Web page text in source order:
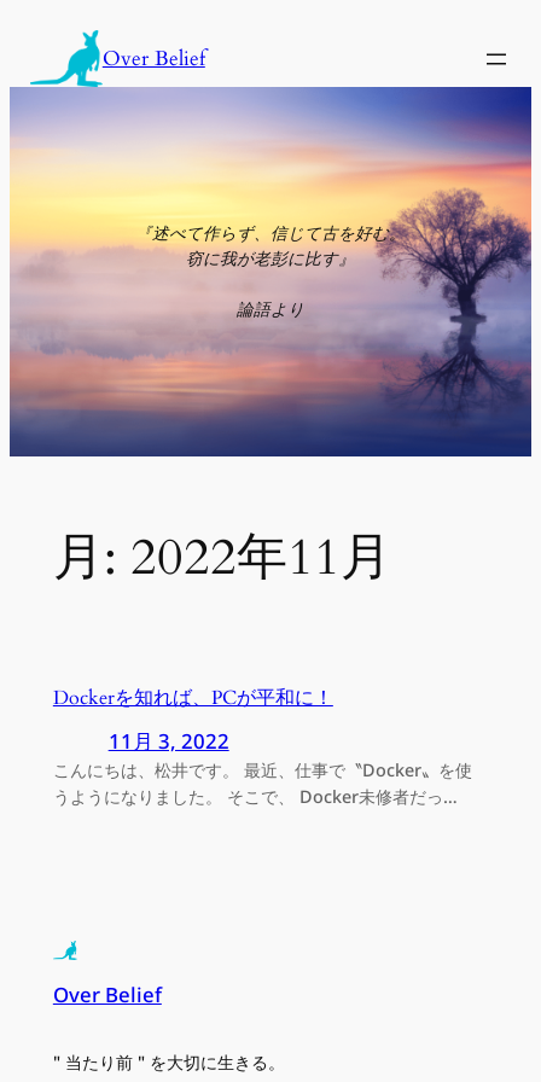
を
ス
キ
ッ
Over Belief
『述べて作らず、信じて古を好む。
窃に我が老彭に比す』
論語より
月: 2022年11月
Dockerを知れば、PCが平和に！
11月 3, 2022
こんにちは、松井です。 最近、仕事で〝Docker〟を使
うようになりました。 そこで、 Docker未修者だっ…
Over Belief
" 当たり前 " を大切に生きる。